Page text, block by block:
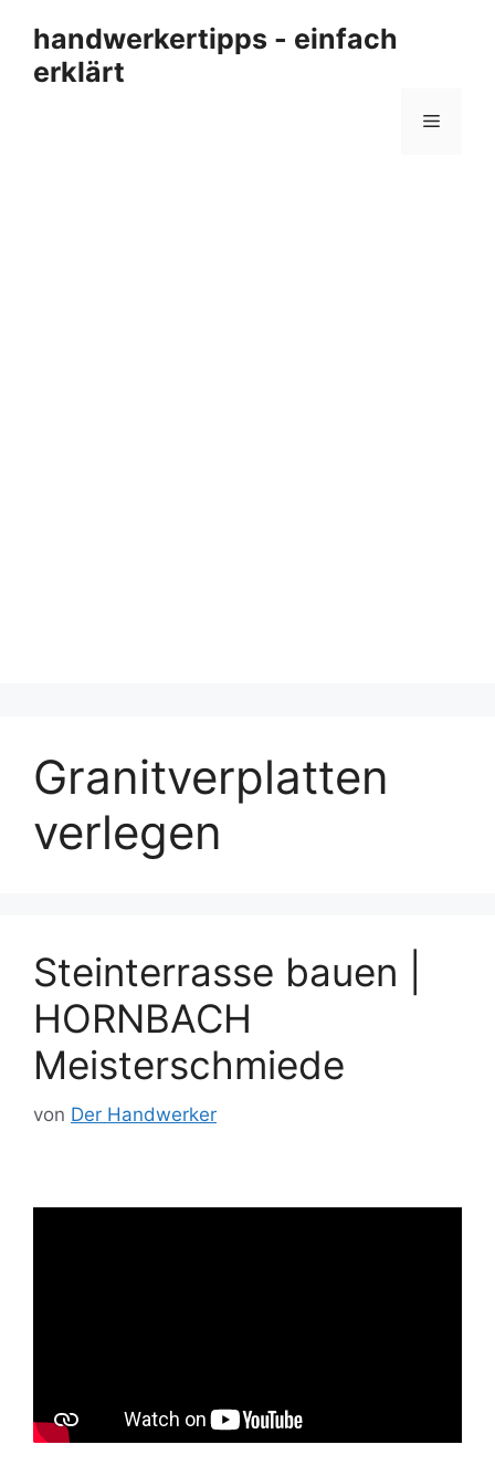
Inhalt
springen
handwerkertipps - einfach
erklärt
Menü
Granitverplatten
verlegen
Steinterrasse bauen |
HORNBACH
Meisterschmiede
von Der Handwerker